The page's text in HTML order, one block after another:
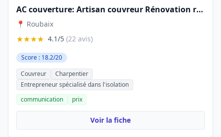
AC couverture: Artisan couvreur Rénovation réparation toiture Étanchéité isolation Travaux maçonnerie Bac Acier Nord 59 Lille
📍 Roubaix
★★★★ 4.1/5 (22 avis)
Score : 18.2/20
Couvreur
Charpentier
Entrepreneur spécialisé dans l'isolation
communication
prix
Voir la fiche